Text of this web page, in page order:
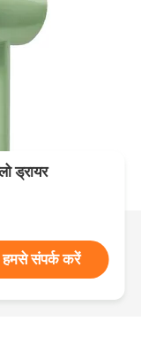
ड्रायर
हमसे संपर्क करें